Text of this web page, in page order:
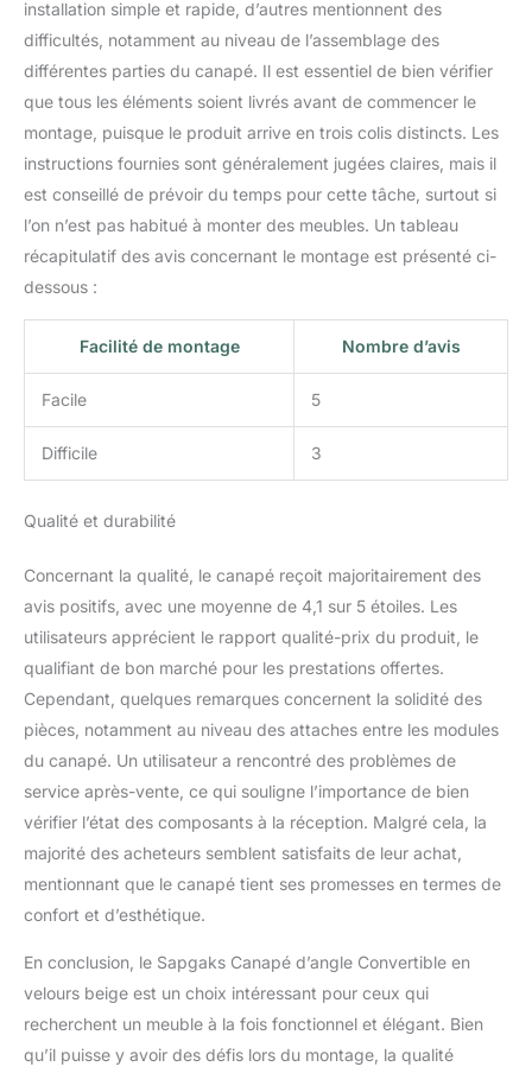
livres et d'autres petits
objets facilement
accessibles. PREMIUM
STRIPPED FLEECE
partir de tissu rayé de
haute qualité, doux et
confortable au toucher,
résistant à l'usure et
durable, il vous offre une
pendant longtemps.
Suffisamment de
coussins et d'oreillers :
Trois grands coussins et
deux petits coussins
apportent un confort et
chambre.
installation simple et rapide, d’autres mentionnent des
difficultés, notamment au niveau de l’assemblage des
différentes parties du canapé. Il est essentiel de bien vérifier
que tous les éléments soient livrés avant de commencer le
montage, puisque le produit arrive en trois colis distincts. Les
instructions fournies sont généralement jugées claires, mais il
est conseillé de prévoir du temps pour cette tâche, surtout si
l’on n’est pas habitué à monter des meubles. Un tableau
récapitulatif des avis concernant le montage est présenté ci-
dessous :
Facilité de montage Nombre d’avis
Facile 5
Difficile 3
Qualité et durabilité
Concernant la qualité, le canapé reçoit majoritairement des
avis positifs, avec une moyenne de 4,1 sur 5 étoiles. Les
utilisateurs apprécient le rapport qualité-prix du produit, le
qualifiant de bon marché pour les prestations offertes.
Cependant, quelques remarques concernent la solidité des
pièces, notamment au niveau des attaches entre les modules
du canapé. Un utilisateur a rencontré des problèmes de
service après-vente, ce qui souligne l’importance de bien
vérifier l’état des composants à la réception. Malgré cela, la
majorité des acheteurs semblent satisfaits de leur achat,
mentionnant que le canapé tient ses promesses en termes de
confort et d’esthétique.
En conclusion, le Sapgaks Canapé d’angle Convertible en
velours beige est un choix intéressant pour ceux qui
recherchent un meuble à la fois fonctionnel et élégant. Bien
qu’il puisse y avoir des défis lors du montage, la qualité